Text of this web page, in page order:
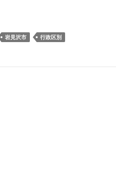
岩見沢市 行政区別